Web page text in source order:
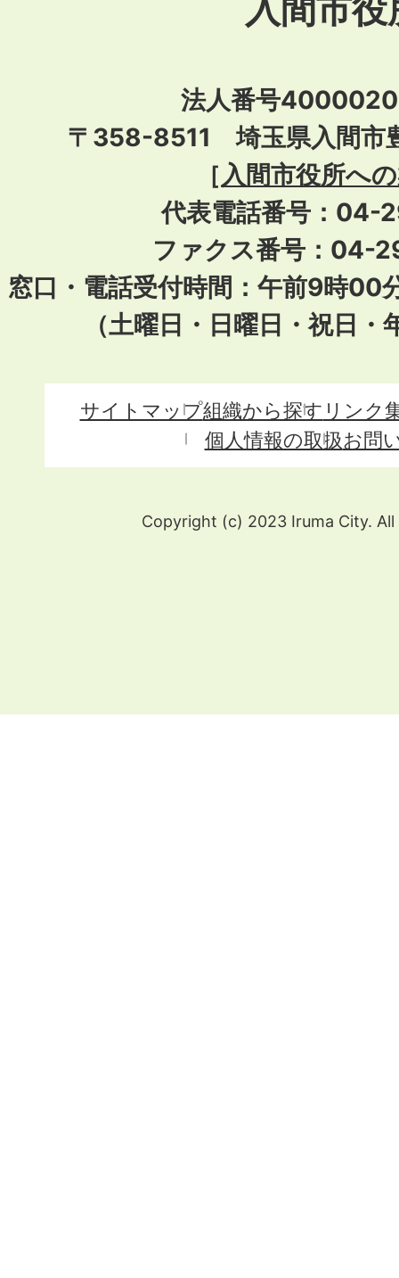
入間市役
法人番号
〒358-8511 埼玉県入間市
［入間市役所へ
代表電話番号：04-
ファクス番号：04-
窓口・電話受付時間：午前9時00
（土曜日・日曜日・祝日
サイトマップ組織から探す リンク
個人情報の取扱お問
Copyright (c) 2023 Iruma City. All